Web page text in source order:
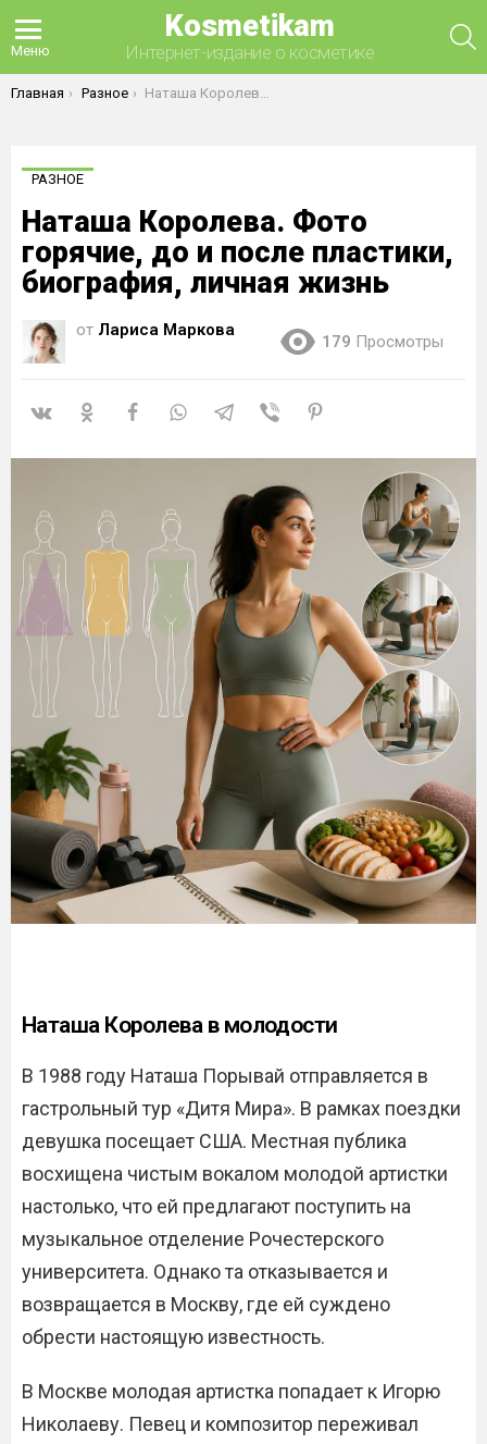
Меню
Kosmetikam
Интернет-издание о косметике
Вы здесь:
Главная Разное Наташа Королева. Фото горячие, до и после пластики, биография, личная жизнь
РАЗНОЕ
Наташа Королева. Фото
горячие, до и после пластики,
биография, личная жизнь
от Лариса Маркова
179 Просмотры
Наташа Королева в молодости
В 1988 году Наташа Порывай отправляется в
гастрольный тур «Дитя Мира». В рамках поездки
девушка посещает США. Местная публика
восхищена чистым вокалом молодой артистки
настолько, что ей предлагают поступить на
музыкальное отделение Рочестерского
университета. Однако та отказывается и
возвращается в Москву, где ей суждено
обрести настоящую известность.
В Москве молодая артистка попадает к Игорю
Николаеву. Певец и композитор переживал